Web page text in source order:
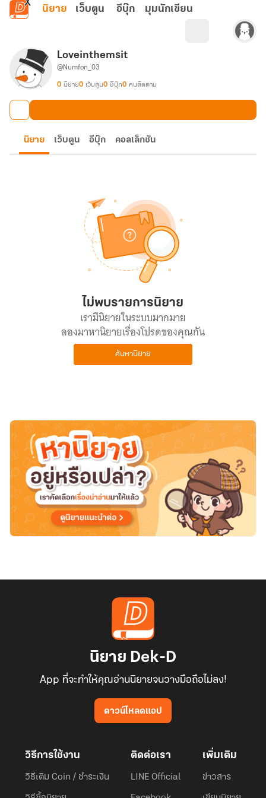
ข้ามไปยังเนื้อหาหลัก
นิยาย เว็บตูน อีบุ๊ก มุมนักเขียน
Loveinthemsit
@Numfon_03
0 นิยาย0 เว็บตูน0 อีบุ๊ก0 คนติดตาม
นิยาย เว็บตูน อีบุ๊ก คอลเล็กชัน
ไม่พบรายการนิยาย
เรามีนิยายในระบบมากมาย
ลองมาหานิยายเรื่องโปรดของคุณกัน
ค้นหานิยาย
นิยาย Dek-D
App ที่จะทำให้คุณอ่านนิยายจนวางมือถือไม่ลง!
ดาวน์โหลดแอป
วิธีการใช้งาน
วิธีเติม Coin / ชำระเงิน
ติดต่อเรา
LINE Official
เพิ่มเติม
ข่าวสาร